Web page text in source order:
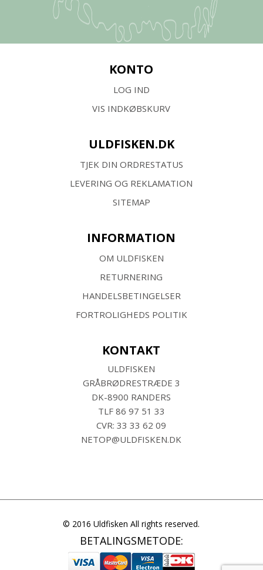
KONTO
LOG IND
VIS INDKØBSKURV
ULDFISKEN.DK
TJEK DIN ORDRESTATUS
LEVERING OG REKLAMATION
SITEMAP
INFORMATION
OM ULDFISKEN
RETURNERING
HANDELSBETINGELSER
FORTROLIGHEDS POLITIK
KONTAKT
ULDFISKEN
GRÅBRØDRESTRÆDE 3
DK-8900 RANDERS
TLF 86 97 51 33
CVR: 33 33 62 09
NETOP@ULDFISKEN.DK
© 2016 Uldfisken All rights reserved.
BETALINGSMETODE: